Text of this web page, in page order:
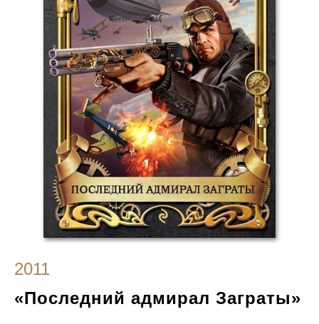
2011
«Последний адмирал Заграты»